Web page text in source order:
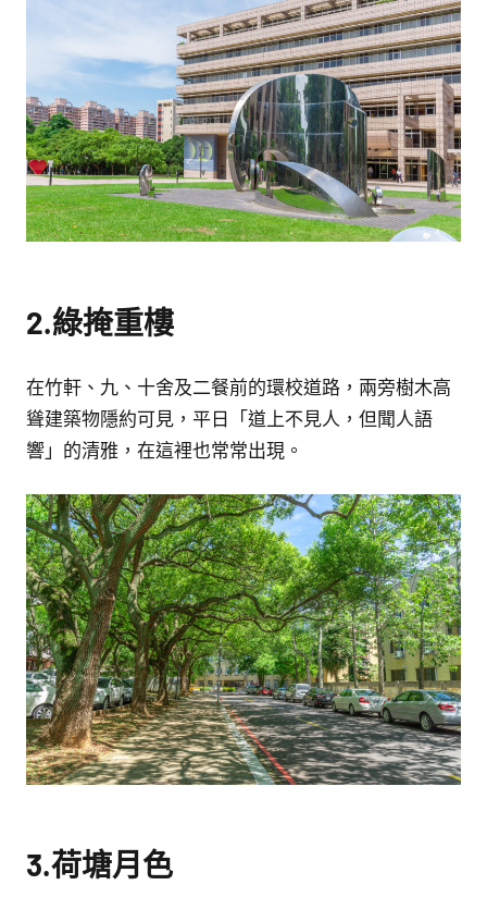
2.綠掩重樓
在竹軒、九、十舍及二餐前的環校道路，兩旁樹木高
聳建築物隱約可見，平日「道上不見人，但聞人語
響」的清雅，在這裡也常常出現。
3.荷塘月色